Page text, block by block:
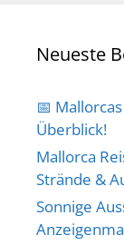
Neueste
📅
Überblick!
Mallorca
Strände &
Sonnige